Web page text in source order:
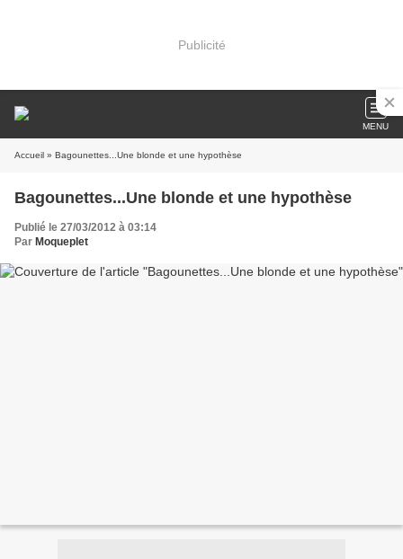
Publicité
MENU
Accueil » Bagounettes...Une blonde et une hypothèse
Bagounettes...Une blonde et une hypothèse
Publié le 27/03/2012 à 03:14
Par Moqueplet